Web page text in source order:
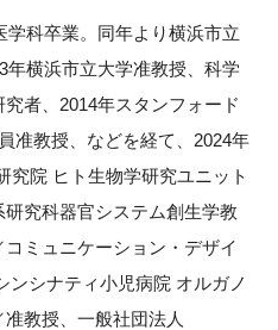
学科卒業。同年より横浜市立
年横浜市立大学准教授、科学
者、 2014年スタンフォード
准教授、などを経て、 2024年
究院 ヒト生物学研究ユニット
究科器官システム創生学教
ミュニケーション・デザイ
ンシナティ小児病院 オルガノ
教授、一般社団法人